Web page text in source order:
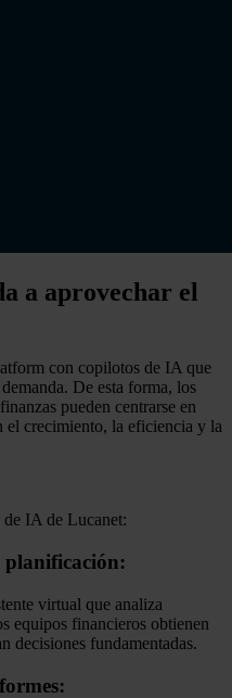
a aprovechar el
con copilotos de IA que
De esta forma, los
pueden centrarse en
el crecimiento, la eficiencia y la
IA de Lucanet:
planificación:
virtual que analiza
equipos financieros obtienen
decisiones fundamentadas.